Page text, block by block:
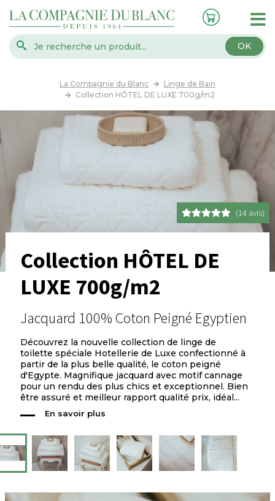
OK
La Compagnie du Blanc
Linge de Bain
Collection HÔTEL DE LUXE 700g/m2
Collection HÔTEL DE
LUXE 700g/m2
Jacquard 100% Coton Peigné Egyptien
Découvrez la nouvelle collection de linge de
toilette spéciale Hotellerie de Luxe confectionné à
partir de la plus belle qualité, le coton peigné
d'Egypte. Magnifique jacquard avec motif cannage
pour un rendu des plus chics et exceptionnel. Bien
être assuré et meilleur rapport qualité prix, idéal...
En savoir plus
(14 avis)